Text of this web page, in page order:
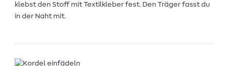
klebst den Stoff mit Textilkleber fest. Den Träger fasst du
in der Naht mit.